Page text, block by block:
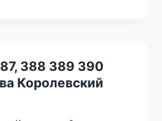
388 389 390
Королевский